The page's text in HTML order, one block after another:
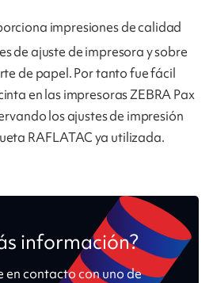
impresiones de calidad
de ajuste de impresora y sobre
de papel. Por tanto fue fácil
en las impresoras ZEBRA Pax
los ajustes de impresión
RAFLATAC ya utilizada.
información?
en contacto con uno de